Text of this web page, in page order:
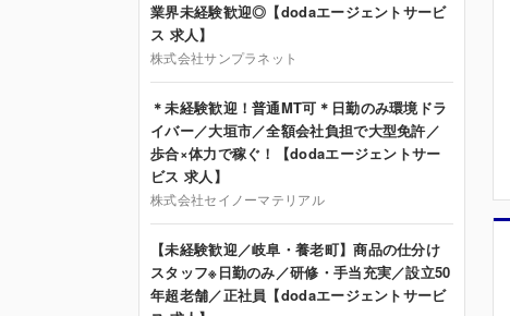
業界未経験歓迎◎【dodaエージェントサービ
ス 求人】
株式会社サンプラネット
＊未経験歓迎！普通MT可＊日勤のみ環境ドラ
イバー／大垣市／全額会社負担で大型免許／
歩合×体力で稼ぐ！【dodaエージェントサー
ビス 求人】
株式会社セイノーマテリアル
【未経験歓迎／岐阜・養老町】商品の仕分け
スタッフ※日勤のみ／研修・手当充実／設立50
年超老舗／正社員【dodaエージェントサービ